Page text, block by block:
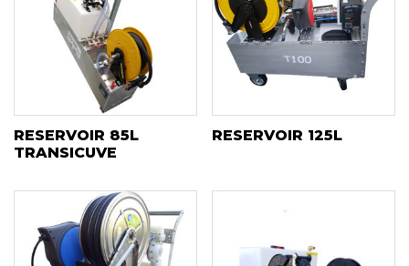
RESERVOIR 85L
TRANSICUVE
RESERVOIR 125L